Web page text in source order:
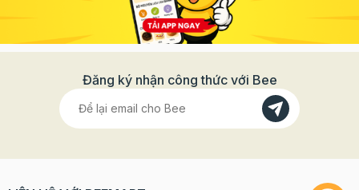
Đăng ký nhận công thức với Bee